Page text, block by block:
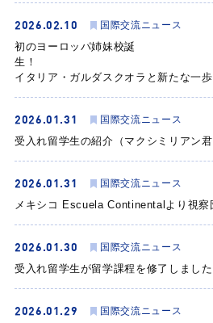
2026.02.10 国際交流ニュース
初のヨーロッパ姉妹校誕
生
イタリア・ガルダスクオラと新たな一
2026.01.31 国際交流ニュース
受入れ留学生の紹介（マクシミリアン君
2026.01.31 国際交流ニュース
メキシコ Escuela Continentalより視察
2026.01.30 国際交流ニュース
受入れ留学生が留学課程を修了しました
2026.01.29 国際交流ニュース